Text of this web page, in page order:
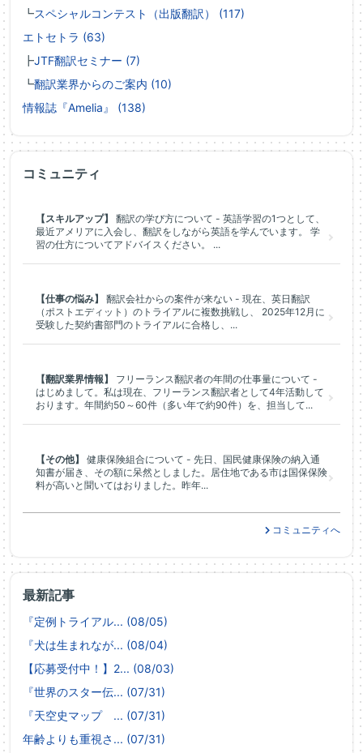
┗スペシャルコンテスト（出版翻訳） (117)
エトセトラ (63)
┣JTF翻訳セミナー (7)
┗翻訳業界からのご案内 (10)
情報誌『Amelia』 (138)
最新記事
『定例トライアル... (08/05)
『犬は生まれなが... (08/04)
【応募受付中！】2... (08/03)
『世界のスター伝... (07/31)
『天空史マップ ... (07/31)
年齢よりも重視さ... (07/31)
コミュニティ
【スキルアップ】
翻訳の学び方について - 英語学習の1つとして、
最近アメリアに入会し、翻訳をしながら英語を学んでいます。 学
習の仕方についてアドバイスください。 ...
【仕事の悩み】
翻訳会社からの案件が来ない - 現在、英日翻訳
（ポストエディット）のトライアルに複数挑戦し、 2025年12月に
受験した契約書部門のトライアルに合格し、...
【翻訳業界情報】
フリーランス翻訳者の年間の仕事量について -
はじめまして。私は現在、フリーランス翻訳者として4年活動して
おります。年間約50～60件（多い年で約90件）を、担当して...
【その他】
健康保険組合について - 先日、国民健康保険の納入通
知書が届き、その額に呆然としました。居住地である市は国保保険
料が高いと聞いてはおりました。昨年...
コミュニティへ